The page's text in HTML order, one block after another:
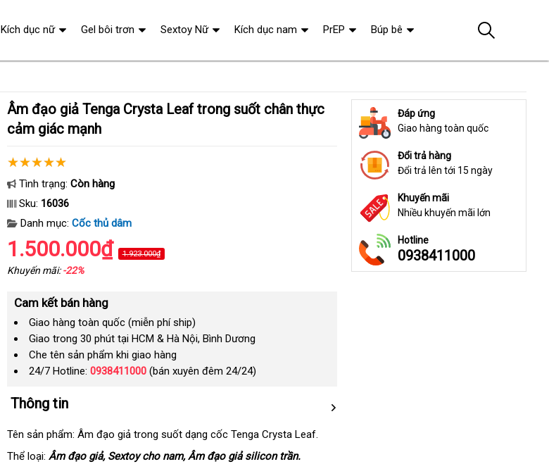
Âm đạo giả Tenga Crysta Leaf trong suốt chân thực
cảm giác mạnh
Tình trạng: Còn hàng
Sku: 16036
Danh mục: Cốc thủ dâm
1.500.000₫ 1.923.000₫
Khuyến mãi:-22%
Cam kết bán hàng
Giao hàng toàn quốc (miễn phí ship)
Giao trong 30 phút tại HCM & Hà Nội, Bình Dương
Che tên sản phẩm khi giao hàng
24/7 Hotline: 0938411000(bán xuyên đêm 24/24)
Thông tin
Tên sản phẩm: Âm đạo giả trong suốt dạng cốc Tenga Crysta Leaf.
Thể loại: Âm đạo giảdịch
, Sextoy cho namđổi
, Âm đạo giả silicon trần.
Đáp ứng
Giao hàng toàn quốc
Đổi trả hàng
Đổi trả lên tới 15 ngày
Khuyến mãi
Nhiều khuyến mãi lớn
Hotline
0938411000
Kích dục nữ Gel bôi trơn Sextoy Nữ Kích dục nam PrEP Búp bê